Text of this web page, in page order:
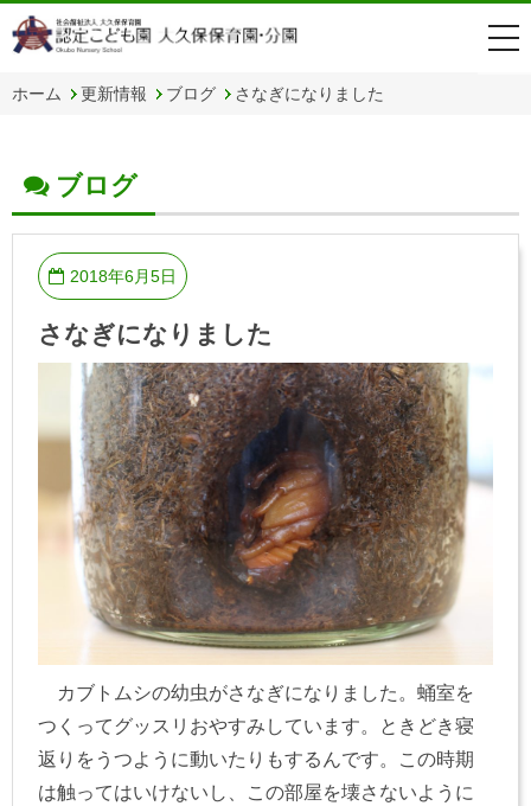
ホーム 更新情報 ブログ さなぎになりました
ブログ
2018年6月5日
さなぎになりました
カブトムシの幼虫がさなぎになりました。蛹室を
つくってグッスリおやすみしています。ときどき寝
返りをうつように動いたりもするんです。この時期
は触ってはいけないし、この部屋を壊さないように